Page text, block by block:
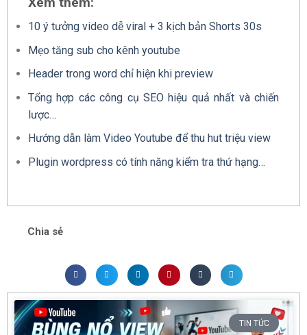
10 ý tưởng video dễ viral + 3 kịch bản Shorts 30s
Mẹo tăng sub cho kênh youtube
Header trong word chỉ hiện khi preview
Tổng hợp các công cụ SEO hiệu quả nhất và chiến
lược…
Hướng dẫn làm Video Youtube để thu hut triệu view
Plugin wordpress có tính năng kiểm tra thứ hạng…
Chia sẻ
TIN TỨC